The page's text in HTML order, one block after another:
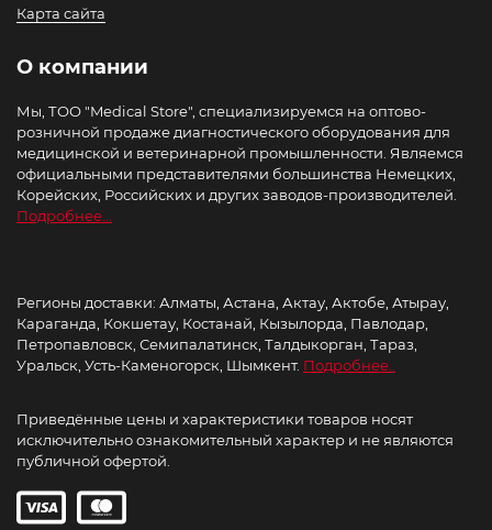
Карта сайта
О компании
Мы, ТОО "Medical Store", специализируемся на оптово-
розничной продаже диагностического оборудования для
медицинской и ветеринарной промышленности. Являемся
официальными представителями большинства Немецких,
Корейских, Российских и других заводов-производителей.
Подробнее...
Регионы доставки: Алматы, Астана, Актау, Актобе, Атырау,
Караганда, Кокшетау, Костанай, Кызылорда, Павлодар,
Петропавловск, Семипалатинск, Талдыкорган, Тараз,
Уральск, Усть-Каменогорск, Шымкент. Подробнее..
Приведённые цены и характеристики товаров носят
исключительно ознакомительный характер и не являются
публичной офертой.